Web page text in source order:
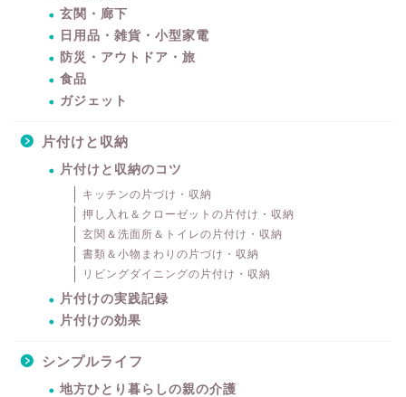
玄関・廊下
日用品・雑貨・小型家電
防災・アウトドア・旅
食品
ガジェット
片付けと収納
片付けと収納のコツ
キッチンの片づけ・収納
押し入れ＆クローゼットの片付け・収納
玄関＆洗面所＆トイレの片付け・収納
書類＆小物まわりの片づけ・収納
リビングダイニングの片付け・収納
片付けの実践記録
片付けの効果
シンプルライフ
地方ひとり暮らしの親の介護